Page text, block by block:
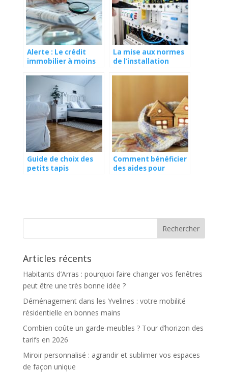
Alerte : Le crédit
immobilier à moins
(voici comment
l’obtenir)
La mise aux normes
de l’installation
Guide de choix des
petits tapis
Comment bénéficier
des aides pour
Articles récents
Habitants d’Arras : pourquoi faire changer vos fenêtres
peut être une très bonne idée ?
Déménagement dans les Yvelines : votre mobilité
résidentielle en bonnes mains
Combien coûte un garde-meubles ? Tour d’horizon des
tarifs en 2026
Miroir personnalisé : agrandir et sublimer vos espaces
de façon unique